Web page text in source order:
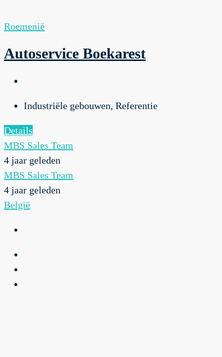
Roemenië
Autoservice Boekarest
Industriële gebouwen, Referentie
Details
MBS Sales Team
4 jaar geleden
MBS Sales Team
4 jaar geleden
België